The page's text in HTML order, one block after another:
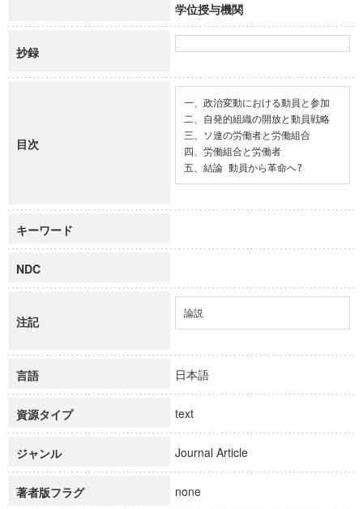
学位授与機関
抄録
目次
一、政治変動における動員と参加
二、自発的組織の開放と動員戦略
三、ソ連の労働者と労働組合
四、労働組合と労働者
五、結論 動員から革命へ?
キーワード
NDC
注記
論説
言語 日本語
資源タイプ text
ジャンル Journal Article
著者版フラグ none